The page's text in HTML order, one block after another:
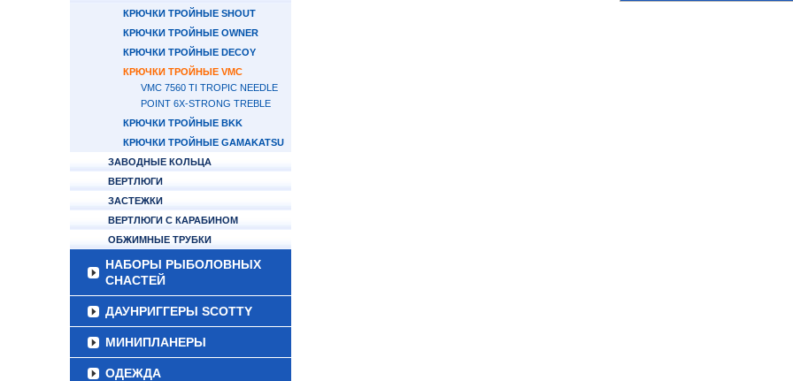
КРЮЧКИ ТРОЙНЫЕ SHOUT
КРЮЧКИ ТРОЙНЫЕ OWNER
КРЮЧКИ ТРОЙНЫЕ DECOY
КРЮЧКИ ТРОЙНЫЕ VMC
VMC 7560 TI TROPIC NEEDLE
POINT 6X-STRONG TREBLE
КРЮЧКИ ТРОЙНЫЕ BKK
КРЮЧКИ ТРОЙНЫЕ GAMAKATSU
ЗАВОДНЫЕ КОЛЬЦА
ВЕРТЛЮГИ
ЗАСТЕЖКИ
ВЕРТЛЮГИ С КАРАБИНОМ
ОБЖИМНЫЕ ТРУБКИ
НАБОРЫ РЫБОЛОВНЫХ
СНАСТЕЙ
ДАУНРИГГЕРЫ SCOTTY
МИНИПЛАНЕРЫ
ОДЕЖДА